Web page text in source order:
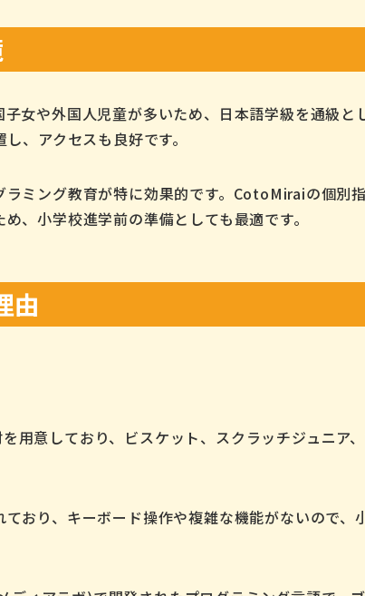
女や外国人児童が多いため、日本語学級を通級と
、アクセスも良好です。
ミング教育が特に効果的です。CotoMiraiの個別
、小学校進学前の準備としても最適です。
由
意しており、ビスケット、スクラッチジュニア、
おり、キーボード操作や複雑な機能がないので、